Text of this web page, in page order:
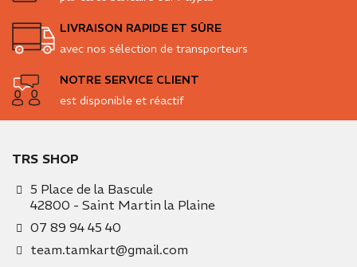
LIVRAISON RAPIDE ET SÛRE
avec nos sélection de transporteurs
NOTRE SERVICE CLIENT
est disponible et réactif
TRS SHOP
5 Place de la Bascule
42800 - Saint Martin la Plaine
07 89 94 45 40
team.tamkart@gmail.com